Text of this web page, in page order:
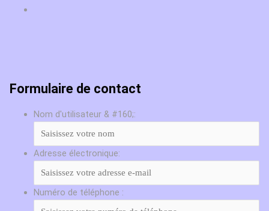
Formulaire de contact
Nom d'utilisateur & #160;:
Adresse électronique:
Numéro de téléphone :